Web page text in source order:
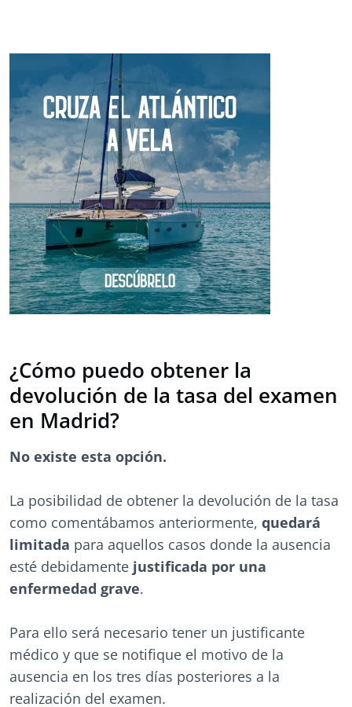
¿Cómo puedo obtener la
devolución de la tasa del examen
en Madrid?
No existe esta opción.
La posibilidad de obtener la devolución de la tasa
como comentábamos anteriormente, quedará
limitada para aquellos casos donde la ausencia
esté debidamente justificada por una
enfermedad grave.
Para ello será necesario tener un justificante
médico y que se notifique el motivo de la
ausencia en los tres días posteriores a la
realización del examen.